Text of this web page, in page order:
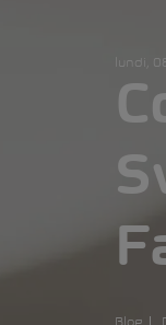
lundi,
Blog